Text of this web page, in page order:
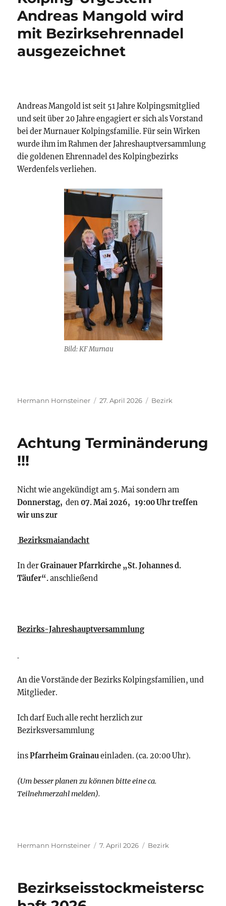
Andreas Mangold wird
mit Bezirksehrennadel
ausgezeichnet
Andreas Mangold ist seit 51 Jahre Kolpingsmitglied
und seit über 20 Jahre engagiert er sich als Vorstand
bei der Murnauer Kolpingsfamilie. Für sein Wirken
wurde ihm im Rahmen der Jahreshauptversammlung
die goldenen Ehrennadel des Kolpingbezirks
Werdenfels verliehen.
Bild: KF Murnau
Autor
Hermann Hornsteiner
Veröffentlicht
27. April 2026 Kategorien
Bezirk
Achtung Terminänderung
!!!
Nicht wie angekündigt am 5. Mai sondern am
Donnerstag, den07. Mai 2026, 19:00 Uhr treffen
wir uns zur
Bezirksmaiandacht
In derGrainauer Pfarrkirche „St. Johannes d.
Täufer“.anschließend
Bezirks-Jahreshauptversammlung
An die Vorstände der Bezirks Kolpingsfamilien, und
Mitglieder.
Ich darf Euch alle recht herzlich zur
Bezirksversammlung
insPfarrheim Grainaueinladen. (ca. 20:00 Uhr).
(Um besser planen zu können bitte eine ca.
Teilnehmerzahl melden).
Autor
Hermann Hornsteiner
Veröffentlicht
7. April 2026 Kategorien
Bezirk
Bezirkseisstockmeistersc